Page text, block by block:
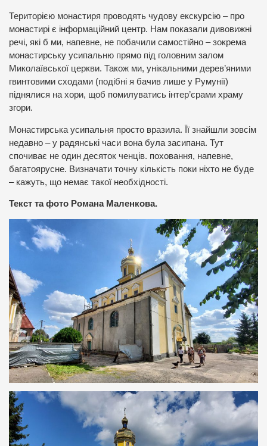
Територією монастиря проводять чудову екскурсію – про
монастирі є інформаційний центр. Нам показали дивовижні
речі, які б ми, напевне, не побачили самостійно – зокрема
монастирську усипальню прямо під головним залом
Миколаївської церкви. Також ми, унікальними дерев’яними
гвинтовими сходами (подібні я бачив лише у Румунії)
піднялися на хори, щоб помилуватись інтер’єрами храму
згори.
Монастирська усипальня просто вразила. Її знайшли зовсім
недавно – у радянські часи вона була засипана. Тут
спочиває не один десяток ченців. поховання, напевне,
багатоярусне. Визначати точну кількість поки ніхто не буде
– кажуть, що немає такої необхідності.
Текст та фото Романа Маленкова.